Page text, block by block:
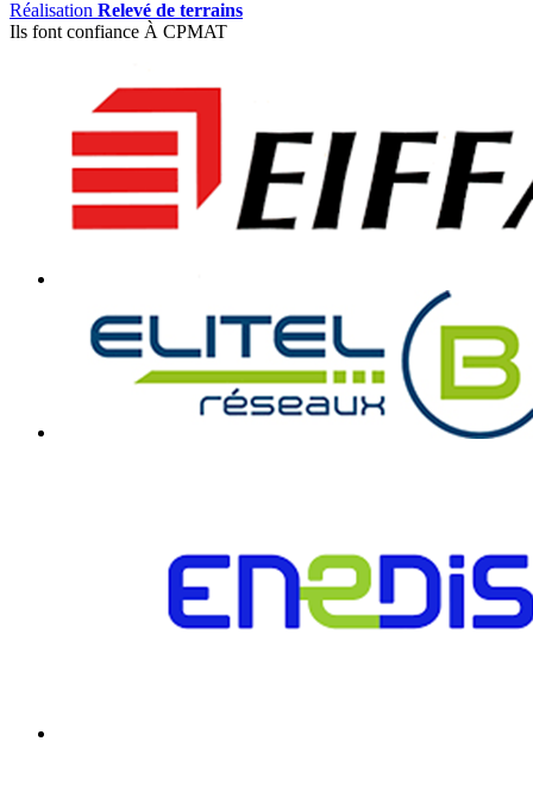
Réalisation Relevé de terrains
Ils font confiance À CPMAT